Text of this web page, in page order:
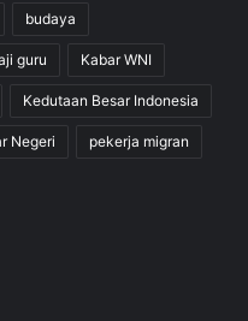
budaya
guru Kabar WNI
Kedutaan Besar Indonesia
Negeri pekerja migran